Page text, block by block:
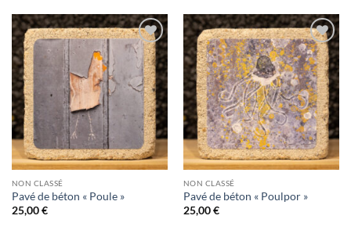
Ajouter
à la
wishlist
NON CLASSÉ
Pavé de béton « Poule »
25,00€
Ajouter
à la
wishlist
NON CLASSÉ
Pavé de béton « Poulpor »
25,00€